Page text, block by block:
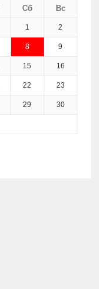
Сб Вс
1 2
8 9
15 16
22 23
29 30